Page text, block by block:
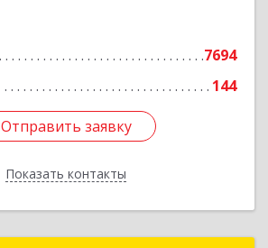
7694
144
Отправить заявку
Показать контакты
Отправить заявку
Назад